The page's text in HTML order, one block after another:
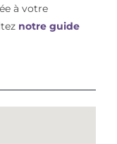
à votre
notre guide